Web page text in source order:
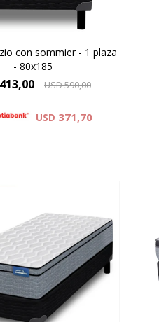
con sommier - 1 plaza
- 80x185
413,00 USD590,00
USD 371,70
soporte y mayor
altura de colchón 24 cm
suma del colchón y el
sommier.
confort gracias a las
de espuma
por un sistema
Europillow